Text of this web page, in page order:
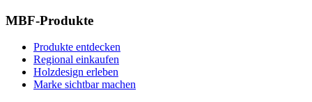
MBF-Produkte
Produkte entdecken
Regional einkaufen
Holzdesign erleben
Marke sichtbar machen